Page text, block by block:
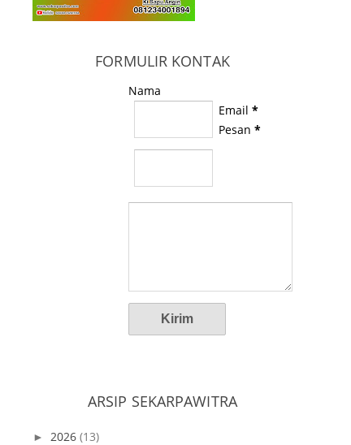
FORMULIR KONTAK
Nama
Email*
Pesan*
ARSIP SEKARPAWITRA
► 2026 (13)